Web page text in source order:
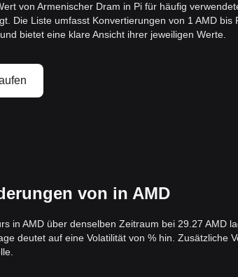
von Armenischer Dram in Pi für häufig
Die Liste umfasst Konvertierungen von 1 AMD bis
bietet eine klare Ansicht ihrer jeweiligen Werte.
von in AMD
in AMD über denselben Zeitraum bei 29.27 AMD
deutet auf eine Volatilität von % hin. Zusätzliche